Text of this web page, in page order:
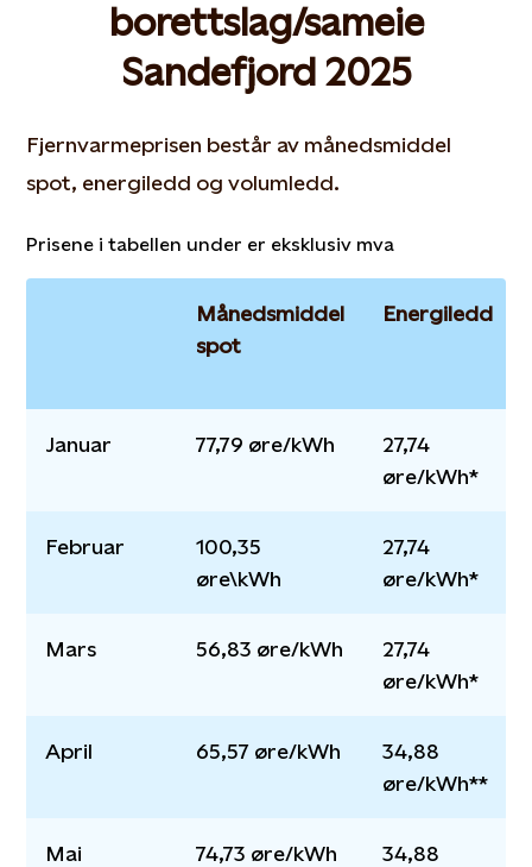
borettslag/sameie
Sandefjord 2025
Fjernvarmeprisen består av månedsmiddel
spot, energiledd og volumledd.
Prisene i tabellen under er eksklusiv mva
Månedsmiddel
spot
Energiledd
Januar 77,79 øre/kWh
27,74
øre/kWh*
Februar
100,35
øre\kWh
27,74
øre/kWh*
Mars 56,83 øre/kWh
27,74
øre/kWh*
April 65,57 øre/kWh
34,88
øre/kWh**
Mai 74,73 øre/kWh
34,88